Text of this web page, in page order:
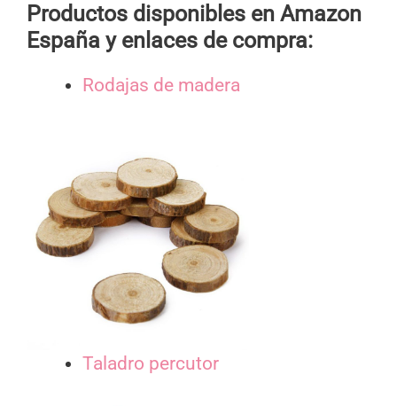
Productos disponibles en Amazon
España y enlaces de compra:
Rodajas de madera
Taladro percutor